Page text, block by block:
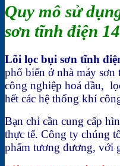
Quy mô sử
sơn tĩnh điện
Lõi lọc bụi sơn tĩnh
phổ biến ở nhà máy
công nghiệp hoá dầu,
hết các hệ thống khí
Bạn chỉ cần cung cấp
thực tế. Công ty chúng
phẩm tương đương, với